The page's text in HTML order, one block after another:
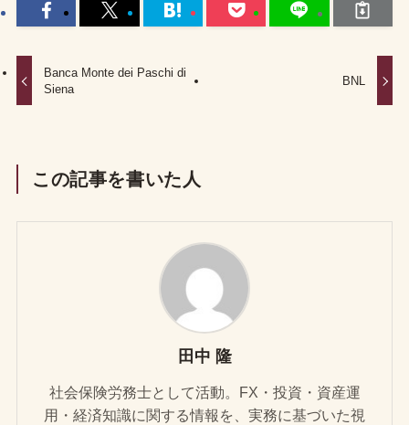
Banca Monte dei Paschi di
Siena
BNL
この記事を書いた人
田中 隆
社会保険労務士として活動。FX・投資・資産運
用・経済知識に関する情報を、実務に基づいた視